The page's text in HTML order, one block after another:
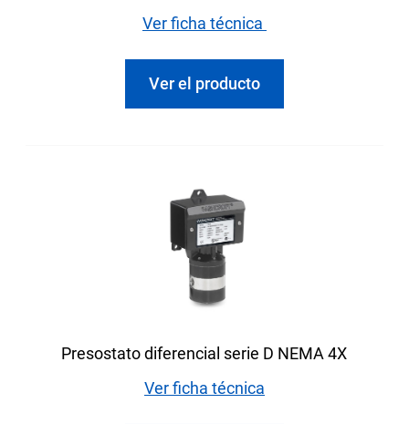
Ver ficha técnica
Ver el producto
Presostato diferencial serie D NEMA 4X
Ver ficha técnica